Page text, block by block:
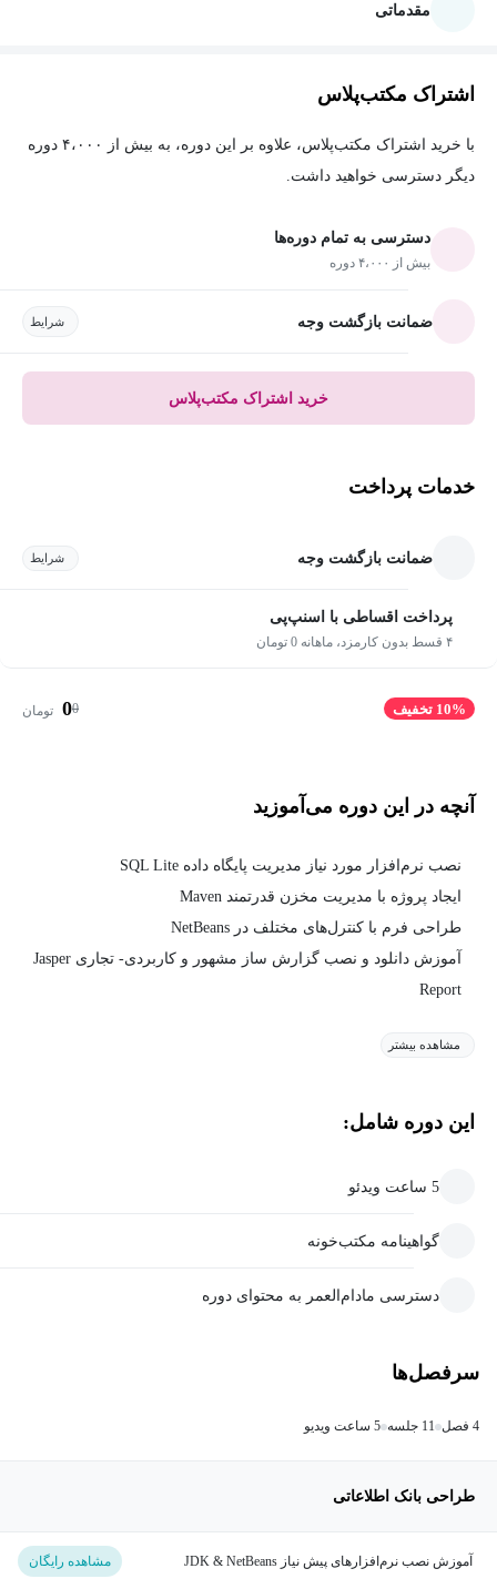
مقدماتی
اشتراک مکتب‌پلاس
با خرید اشتراک مکتب‌پلاس، علاوه بر این دوره، به بیش از ۴،۰۰۰ دوره
دیگر دسترسی خواهید داشت.
دسترسی به تمام دوره‌ها
بیش از ۴،۰۰۰ دوره
ضمانت بازگشت وجه شرایط
خرید اشتراک مکتب‌پلاس
خدمات پرداخت
ضمانت بازگشت وجه شرایط
پرداخت اقساطی با اسنپ‌پی
۴ قسط بدون کارمزد، ماهانه 0 تومان
10% تخفیف 0
0 تومان
آنچه در این دوره می‌آموزید
نصب نرم‌افزار مورد نیاز مدیریت پایگاه داده SQL Lite
ایجاد پروژه با مدیریت مخزن قدرتمند Maven
طراحی فرم با کنترل‌های مختلف در NetBeans
آموزش دانلود و نصب گزارش ساز مشهور و کاربردی- تجاری Jasper
Report
مشاهده بیشتر
این دوره شامل:
5 ساعت ویدئو
گواهینامه مکتب‌خونه
دسترسی مادام‌العمر به محتوای دوره
سرفصل‌ها
4 فصل 11 جلسه 5 ساعت ویدیو
طراحی بانک اطلاعاتی
آموزش نصب نرم‌افزارهای پیش نیاز JDK & NetBeans مشاهده رایگان